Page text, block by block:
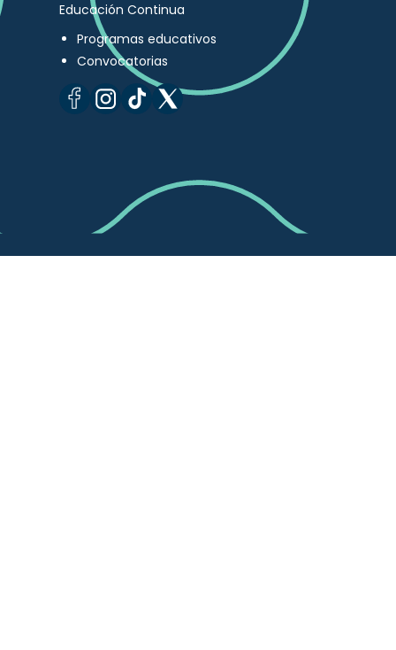
Educación Continua
Programas educativos
Convocatorias